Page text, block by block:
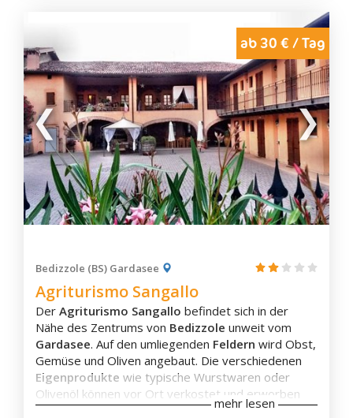
Montebello Della Battaglia
Monza
Monzambano
Morbegno
Mortara
Orzinuovi
Ostiglia
Palazzolo Sull'Oglio
Ponte Di Legno
Pontida
Porlezza
Porto Ceresio
Rivolta d'Adda
Robbio
Rovato
Für Aufenthalte von mehr als 30 Tagen steht ein
Haus mit Pool für bis zu 6 Personen zur Verfügung.
Zimmerausstattung
Eigenes Badezimmer
Klimaanlage
Balkon
Flachbild-TV
Wasserkocher
Kaffee-/Teezubehör
Aussicht
ab 30 € / Tag
Bedizzole (BS) Gardasee
Agriturismo Sangallo
Der Agriturismo Sangallo befindet sich in der
Nähe des Zentrums von Bedizzole unweit vom
Gardasee. Auf den umliegenden Feldern wird Obst,
Gemüse und Oliven angebaut. Die verschiedenen
Eigenprodukte wie typische Wurstwaren oder
Olivenöl können vor Ort verkostet und erworben
werden.
mehr lesen